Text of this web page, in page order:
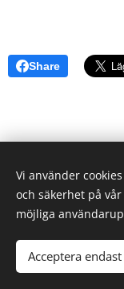
Share
Vi använder
och säkerhet på
möjliga
Acceptera